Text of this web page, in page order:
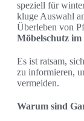
speziell für
kluge Auswahl
Überleben von
Möbelschutz
Es ist ratsam,
zu informieren,
vermeiden.
Warum sind